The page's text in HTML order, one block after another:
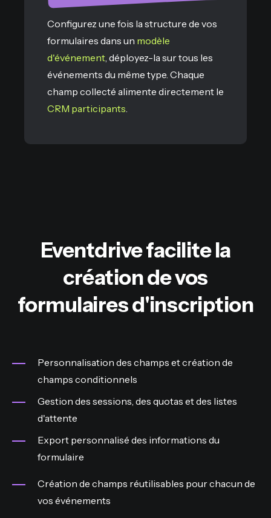
Configurez une fois la structure de vos
formulaires dans un modèle
d'événement, déployez-la sur tous les
événements du même type. Chaque
champ collecté alimente directement le
CRM participants
Eventdrive facilite la
création de vos
formulaires d'inscription
Personnalisation des champs et création de
champs conditionnels
Gestion des sessions, des quotas et des listes
d'attente
Export personnalisé des informations du
formulaire
Création de champs réutilisables pour chacun de
vos événements